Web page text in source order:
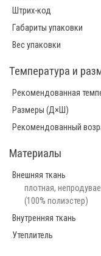
Штрих-код
Габариты упаковки
Вес упаковки
Температура и
Рекомендованная
Размеры (Д×Ш)
Рекомендованный
Материалы
Внешняя ткань
плотная,
(100% полиэстер)
Внутренняя ткань
Утеплитель